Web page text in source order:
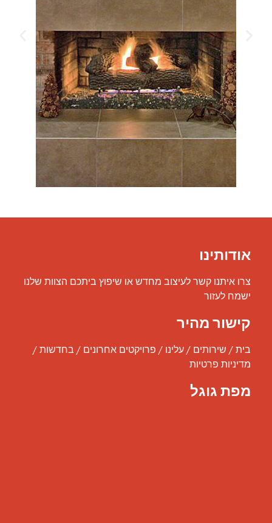
אודותינו
צרו איתנו קשר לעיצוב מחדש או שיפוץ ביתכם הצוות שלנו
ישמח לעזור
קישור מהיר
בית/ שירותים /עלינו / פרויקטים אחרונים / בחדשות/
מדיניות פרטיות
מפת גוגל